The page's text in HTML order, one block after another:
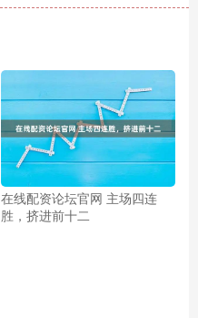
在线配资论坛官网 主场四连
胜，挤进前十二